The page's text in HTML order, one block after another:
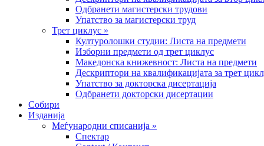
Одбранети магистерски трудови
Упатство за магистерски труд
Трет циклус »
Културолошки студии: Листа на предмети
Изборни предмети од трет циклус
Македонска книжевност: Листа на предмети
Дескриптори на квалификацијата за трет
Упатство за докторска дисертација
Одбранети докторски дисертации
Собири
Изданија
Меѓународни списанија »
Спектар